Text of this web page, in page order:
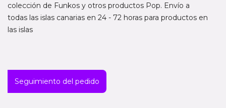
colección de Funkos y otros productos Pop. Envío a
todas las islas canarias en 24 - 72 horas para productos en
las islas
Seguimiento del pedido